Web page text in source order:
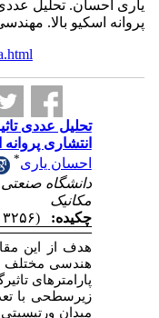
پروانه
می باشد. گام هندسی
در این مقاله از یک نمونه
استفاده شده است
قرار گرفته است. در